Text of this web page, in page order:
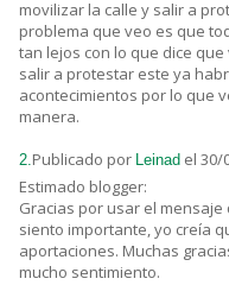
movilizar la calle y salir a
problema que veo es que
tan lejos con lo que dice
salir a protestar este ya
acontecimientos por lo que
manera.
2.Publicado por Leinad el 30/
Estimado blogger:
Gracias por usar el
siento importante, yo creía
aportaciones. Muchas
mucho sentimiento.